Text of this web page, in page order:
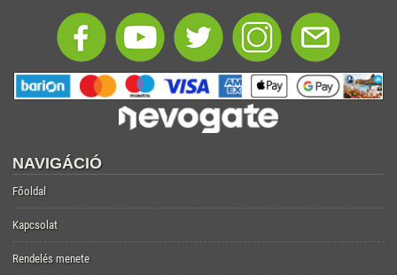
NAVIGÁCIÓ
Főoldal
Kapcsolat
Rendelés menete